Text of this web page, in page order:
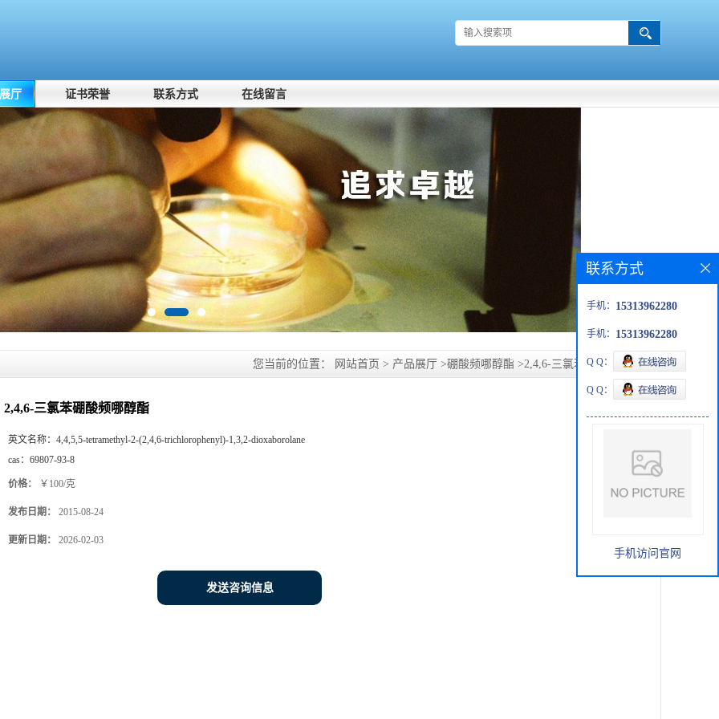
厅 证书荣誉 联系方式 在线留言
您当前的位置： 网站首页 > 产品展厅 >硼酸频哪醇酯 >2,4,6-三氯苯硼酸频哪醇酯
2,4,6-三氯苯硼酸频哪醇酯
英文名称： 4,4,5,5-tetramethyl-2-(2,4,6-trichlorophenyl)-1,3,2-dioxaborolane
cas： 69807-93-8
价格： ￥100/克
发布日期： 2015-08-24
更新日期： 2026-02-03
发送咨询信息
联系方式
手机： 15313962280
手机： 15313962280
Q Q：
Q Q：
手机访问官网